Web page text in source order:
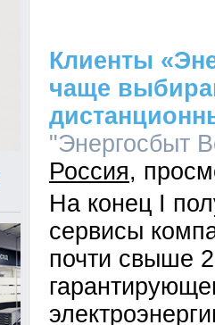
Клиенты
чаще
"Энергосбыт
Россия
На конец I
сервисы
почти свыше